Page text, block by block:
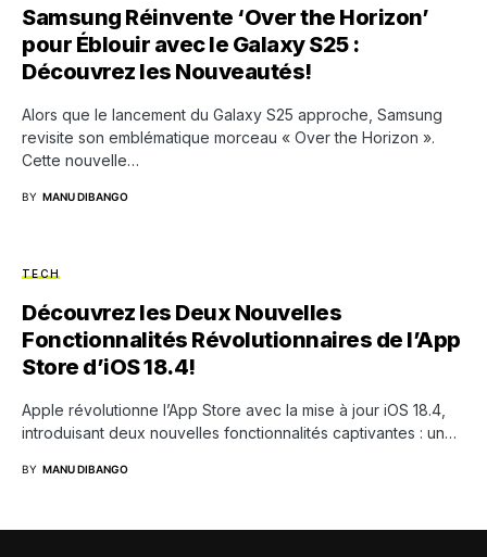
Samsung Réinvente ‘Over the Horizon’
pour Éblouir avec le Galaxy S25 :
Découvrez les Nouveautés!
Alors que le lancement du Galaxy S25 approche, Samsung
revisite son emblématique morceau « Over the Horizon ».
Cette nouvelle…
BY MANU DIBANGO
TECH
Découvrez les Deux Nouvelles
Fonctionnalités Révolutionnaires de l’App
Store d’iOS 18.4!
Apple révolutionne l’App Store avec la mise à jour iOS 18.4,
introduisant deux nouvelles fonctionnalités captivantes : un…
BY MANU DIBANGO